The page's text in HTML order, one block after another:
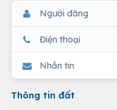
Người đăng
Điện thoại
Nhắn tin
Thông tin đất